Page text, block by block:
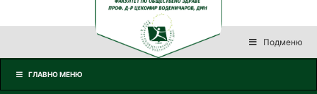
Подменю
ГЛАВНО МЕНЮ